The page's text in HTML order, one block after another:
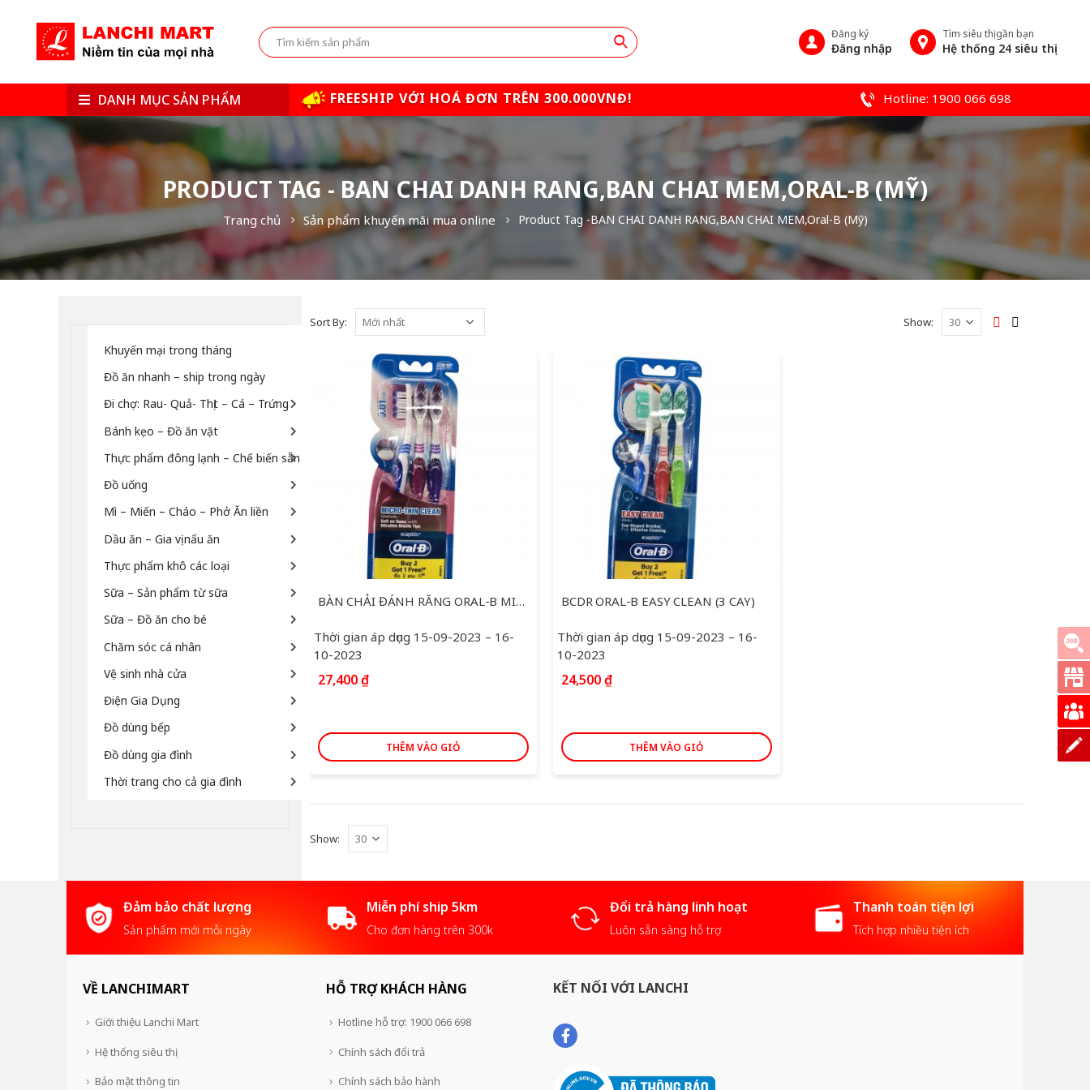
Đăng ký
Đăng nhập
Tìm siêu thị gần bạn
Hệ thống 24 siêu thị
DANH MỤC SẢN PHẨM FREESHIP VỚI HOÁ ĐƠN TRÊN 300.000VNĐ! Hotline: 1900 066 698
PRODUCT TAG - BAN CHAI DANH RANG,BAN CHAI MEM,ORAL-B (MỸ)
Trang chủ Sản phẩm khuyến mãi mua online Product Tag -BAN CHAI DANH RANG,BAN CHAI MEM,Oral-B (Mỹ)
Sort By: Show:
BÀN CHẢI ĐÁNH RĂNG ORAL-B MICROTHIN CLEAN (3 CAY)
Thời gian áp dụng 15-09-2023 – 16-
10-2023
27,400₫
THÊM VÀO GIỎ
BCDR ORAL-B EASY CLEAN (3 CAY)
Thời gian áp dụng 15-09-2023 – 16-
10-2023
24,500₫
THÊM VÀO GIỎ
Show:
Khuyến mại trong tháng
Đồ ăn nhanh – ship trong ngày
Đi chợ: Rau- Quả- Thịt – Cá – Trứng
Bánh kẹo – Đồ ăn vặt
Thực phẩm đông lạnh – Chế biến sẵn
Đồ uống
Mì – Miến – Cháo – Phở Ăn liền
Dầu ăn – Gia vị nấu ăn
Thực phẩm khô các loại
Sữa – Sản phẩm từ sữa
Sữa – Đồ ăn cho bé
Chăm sóc cá nhân
Vệ sinh nhà cửa
Điện Gia Dụng
Đồ dùng bếp
Đồ dùng gia đình
Thời trang cho cả gia đình
Đảm bảo chất lượng
Sản phẩm mới mỗi ngày
Miễn phí ship 5km
Cho đơn hàng trên 300k
Đổi trả hàng linh hoạt
Luôn sẵn sàng hỗ trợ
Thanh toán tiện lợi
Tích hợp nhiều tiện ích
VỀ LANCHIMART
Giới thiệu Lanchi Mart
Hệ thống siêu thị
Bảo mật thông tin
HỖ TRỢ KHÁCH HÀNG
Hotline hỗ trợ: 1900 066 698
Chính sách đổi trả
Chính sách bảo hành
KẾT NỐI VỚI LANCHI